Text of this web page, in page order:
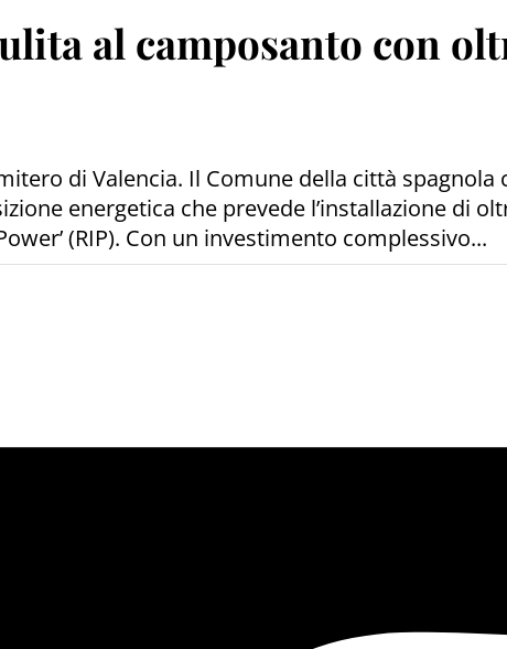
al camposanto con
di Valencia. Il Comune della città spagnola
energetica che prevede l’installazione di
(RIP). Con un investimento complessivo...